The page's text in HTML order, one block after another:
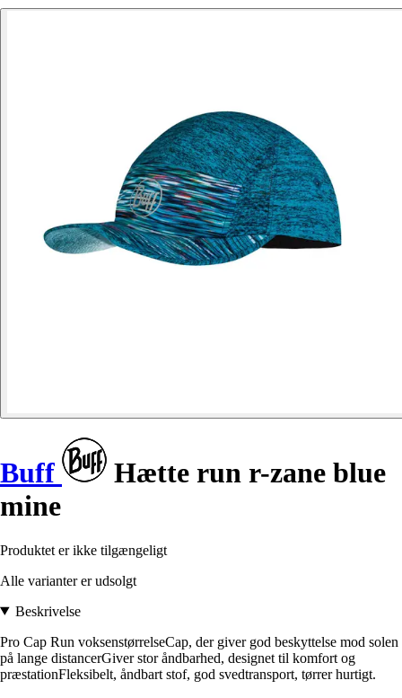
Buff
Hætte run r-zane blue
mine
Produktet er ikke tilgængeligt
Alle varianter er udsolgt
Beskrivelse
Pro Cap Run voksenstørrelseCap, der giver god beskyttelse mod solen
på lange distancerGiver stor åndbarhed, designet til komfort og
præstationFleksibelt, åndbart stof, god svedtransport, tørrer hurtigt.